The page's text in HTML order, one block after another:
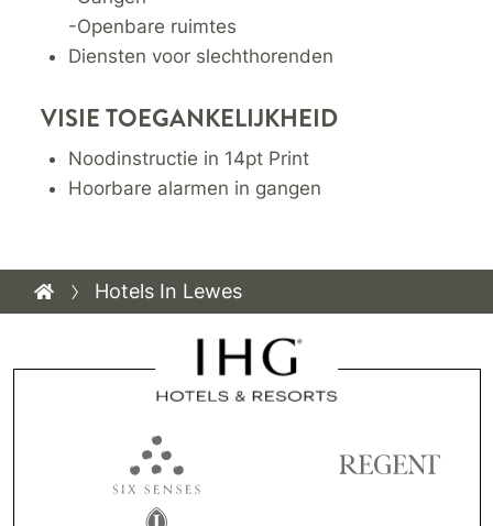
-Openbare ruimtes
Diensten voor slechthorenden
VISIE TOEGANKELIJKHEID
Noodinstructie in 14pt Print
Hoorbare alarmen in gangen
Hotels In Lewes